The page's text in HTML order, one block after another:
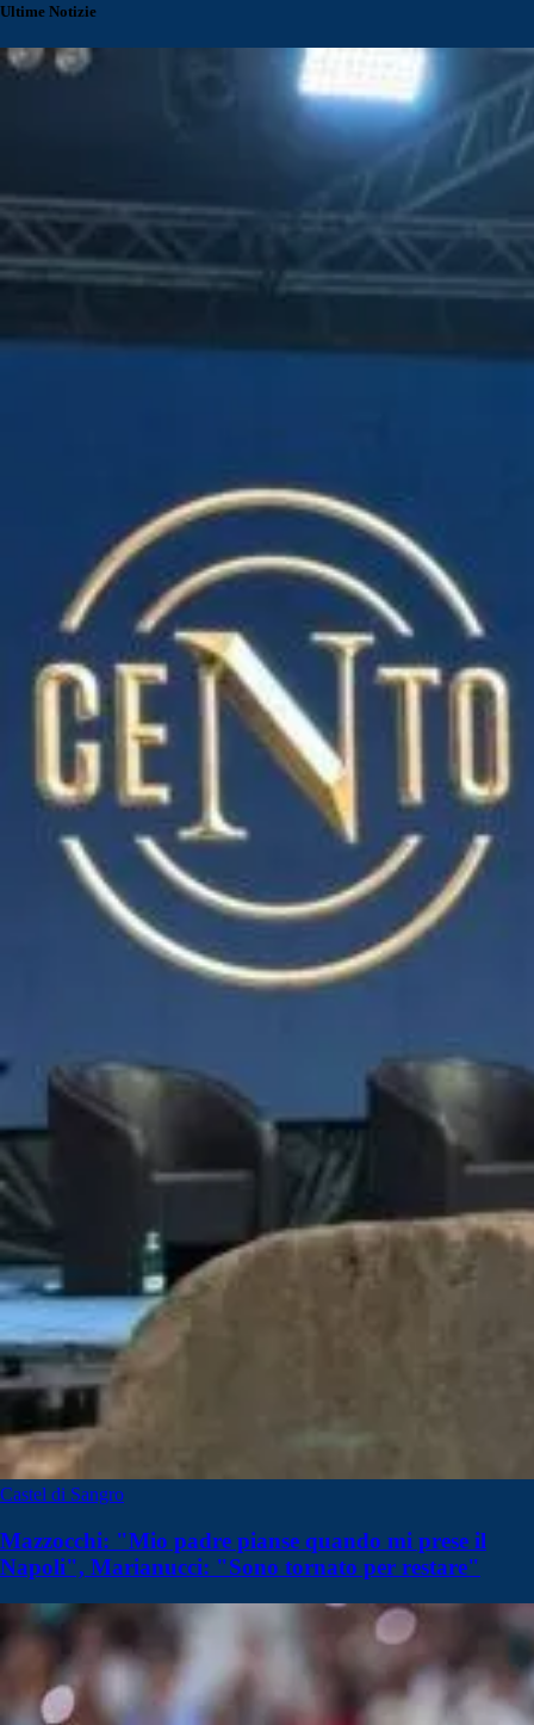
Ultime Notizie
Castel di Sangro
Mazzocchi: "Mio padre pianse quando mi prese il
Napoli", Marianucci: "Sono tornato per restare"